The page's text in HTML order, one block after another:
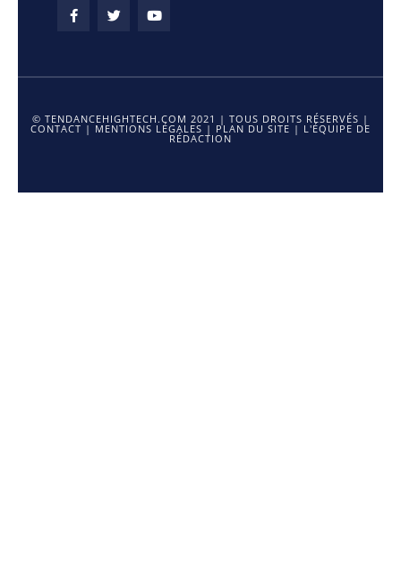
© TENDANCEHIGHTECH.COM 2021 | TOUS DROITS RÉSERVÉS |
CONTACT | MENTIONS LÉGALES | PLAN DU SITE | L'ÉQUIPE DE
RÉDACTION